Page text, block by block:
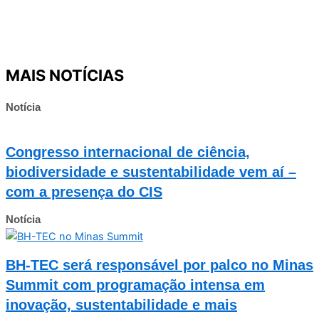
MAIS NOTÍCIAS
Notícia
Congresso internacional de ciência,
biodiversidade e sustentabilidade vem aí –
com a presença do CIS
Notícia
BH-TEC será responsável por palco no Minas
Summit com programação intensa em
inovação, sustentabilidade e mais